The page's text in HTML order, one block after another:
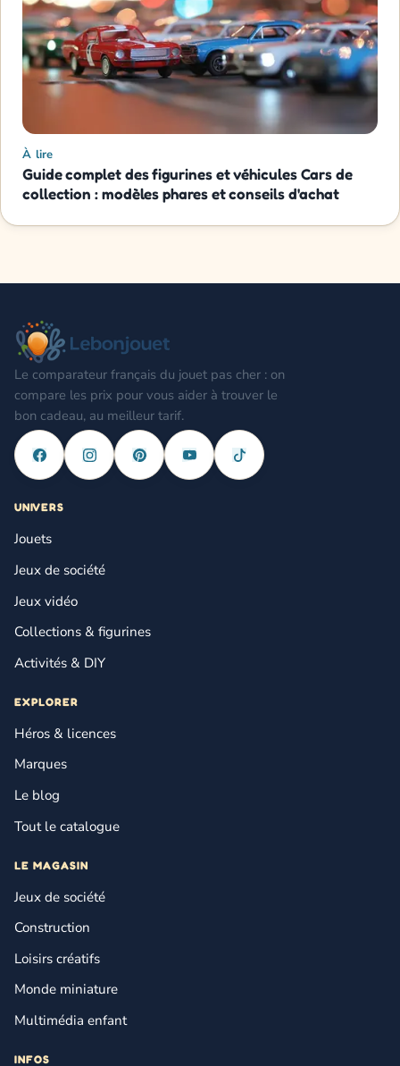
À lire
Guide complet des figurines et véhicules Cars de
collection : modèles phares et conseils d'achat
Le comparateur français du jouet pas cher : on
compare les prix pour vous aider à trouver le
bon cadeau, au meilleur tarif.
UNIVERS
Jouets
Jeux de société
Jeux vidéo
Collections & figurines
Activités & DIY
EXPLORER
Héros & licences
Marques
Le blog
Tout le catalogue
LE MAGASIN
Jeux de société
Construction
Loisirs créatifs
Monde miniature
Multimédia enfant
INFOS